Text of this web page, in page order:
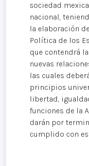
sociedad
nacional,
la elaboración
Política de los
que contendrá
nuevas
las cuales
principios
libertad,
funciones de la
darán por
cumplido con